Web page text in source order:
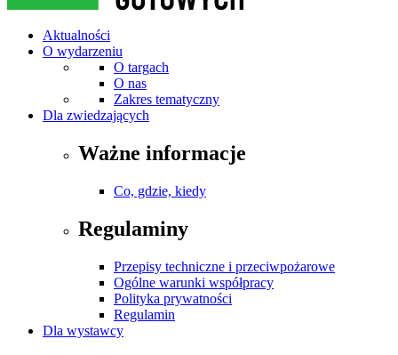
Aktualności
O wydarzeniu
O targach
O nas
Zakres tematyczny
Dla zwiedzających
Ważne informacje
Co, gdzie, kiedy
Regulaminy
Przepisy techniczne i przeciwpożarowe
Ogólne warunki współpracy
Polityka prywatności
Regulamin
Dla wystawcy